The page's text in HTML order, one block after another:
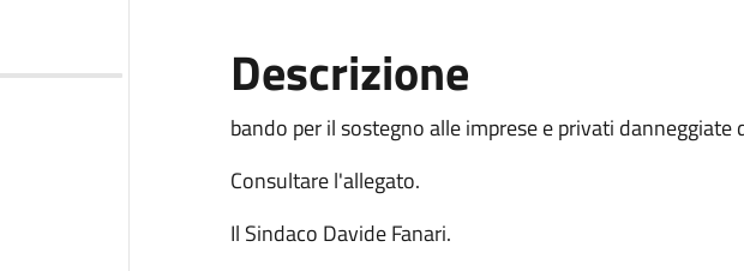
Descrizione
bando per il sostegno alle imprese e privati
Consultare l'allegato.
Il Sindaco Davide Fanari.